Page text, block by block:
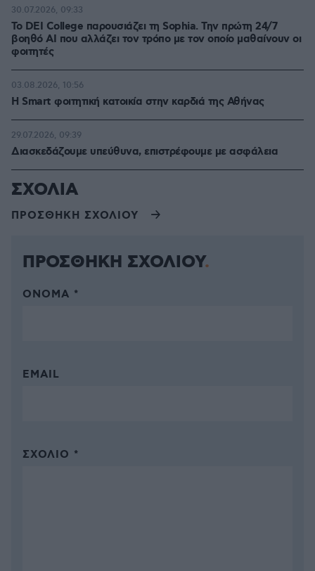
Το DEI College παρουσιάζει τη Sophia. Την πρώτη 24/7
βοηθό AI που αλλάζει τον τρόπο με τον οποίο μαθαίνουν οι
φοιτητές
30.07.2026, 09:33
Η Smart φοιτητική κατοικία στην καρδιά της Αθήνας
03.08.2026, 10:56
Διασκεδάζουμε υπεύθυνα, επιστρέφουμε με ασφάλεια
29.07.2026, 09:39
ΣΧΟΛΙΑ
ΠΡΟΣΘΗΚΗ ΣΧΟΛΙΟΥ
ΠΡΟΣΘΗΚΗ ΣΧΟΛΙΟΥ
ΌΝΟΜΑ *
EMAIL
ΣΧΌΛΙΟ *